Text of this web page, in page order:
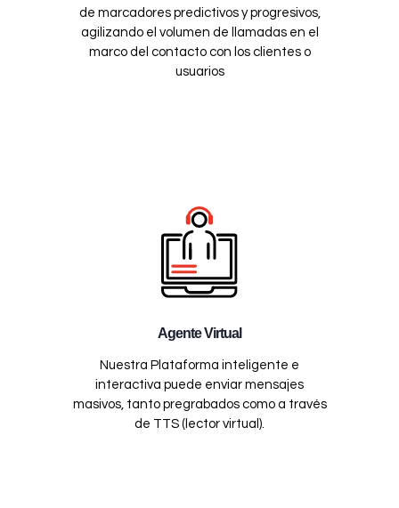
de marcadores predictivos y progresivos,
agilizando el volumen de llamadas en el
marco del contacto con los clientes o
usuarios
Agente Virtual
Nuestra Plataforma inteligente e
interactiva puede enviar mensajes
masivos, tanto pregrabados como a través
de TTS (lector virtual).